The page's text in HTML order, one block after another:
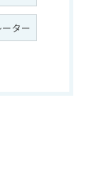
ター